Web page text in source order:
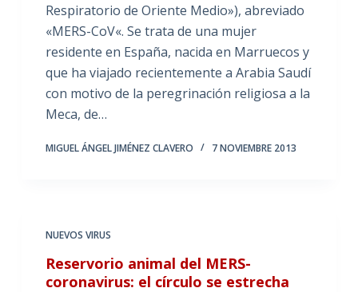
Respiratorio de Oriente Medio»), abreviado
«MERS-CoV«. Se trata de una mujer
residente en España, nacida en Marruecos y
que ha viajado recientemente a Arabia Saudí
con motivo de la peregrinación religiosa a la
Meca, de…
MIGUEL ÁNGEL JIMÉNEZ CLAVERO 7 NOVIEMBRE 2013
NUEVOS VIRUS
Reservorio animal del MERS-
coronavirus: el círculo se estrecha